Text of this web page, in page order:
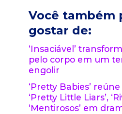
Você também
gostar de:
‘Insaciável’
pelo corpo em um
engolir
‘Pretty Babies’
‘Pretty Little Liars’,
‘Mentirosos’ em